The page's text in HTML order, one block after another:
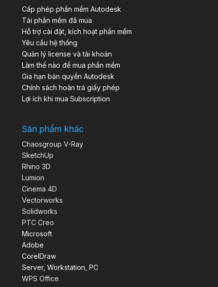
Cấp phép phần mềm Autodesk
Tải phần mềm đã mua
Hỗ trợ cài đặt, kích hoạt phần mềm
Yêu cầu hệ thống
Quản lý license và tài khoản
Làm thế nào để mua phần mềm
Gia hạn bản quyền Autodesk
Chính sách hoàn trả giấy phép
Lợi ích khi mua Subscription
Sản phẩm khác
Chaosgroup V-Ray
SketchUp
Rhino 3D
Lumion
Cinema 4D
Vectorworks
Solidworks
PTC Creo
Microsoft
Adobe
CorelDraw
Server, Workstation, PC
WPS Office